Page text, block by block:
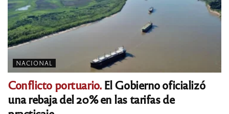
NACIONAL
Conflicto portuario.El Gobierno oficializó
una rebaja del 20% en las tarifas de